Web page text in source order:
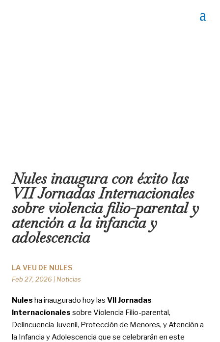
Nules inaugura con éxito las
VII Jornadas Internacionales
sobre violencia filio-parental y
atención a la infancia y
adolescencia
LA VEU DE NULES
Feb 27, 2026 | Noticias
Nules ha inaugurado hoy las VII Jornadas
Internacionales sobre Violencia Filio-parental,
Delincuencia Juvenil, Protección de Menores, y Atención a
la Infancia y Adolescencia que se celebrarán en este